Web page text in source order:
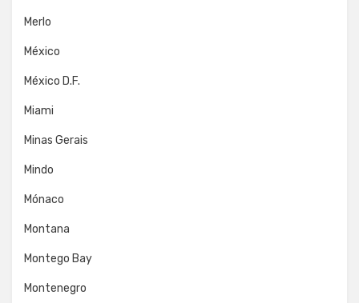
Merlo
México
México D.F.
Miami
Minas Gerais
Mindo
Mónaco
Montana
Montego Bay
Montenegro